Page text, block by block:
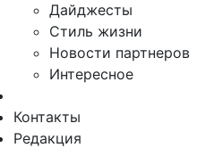
Дайджесты
Стиль жизни
Новости партнеров
Интересное
Контакты
Редакция